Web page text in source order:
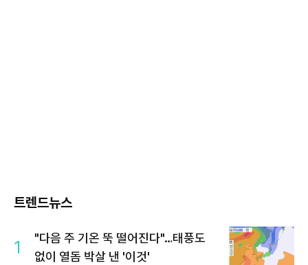
트렌드뉴스
1
"다음 주 기온 뚝 떨어진다"…태풍도
없이 열돔 박살 낸 '이것'